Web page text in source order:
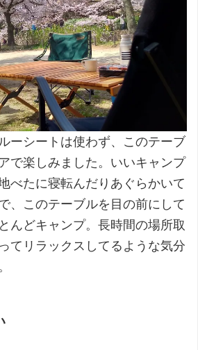
ーシートは使わず、このテーブ
で楽しみました。いいキャンプ
べたに寝転んだりあぐらかいて
、このテーブルを目の前にして
んどキャンプ。長時間の場所取
てリラックスしてるような気分